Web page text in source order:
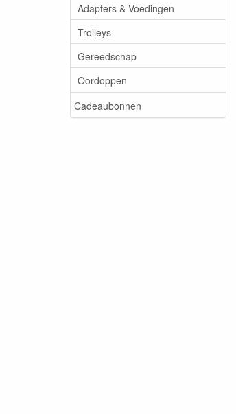
Adapters & Voedingen
Trolleys
Gereedschap
Oordoppen
Cadeaubonnen